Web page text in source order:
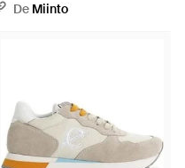
De Miinto